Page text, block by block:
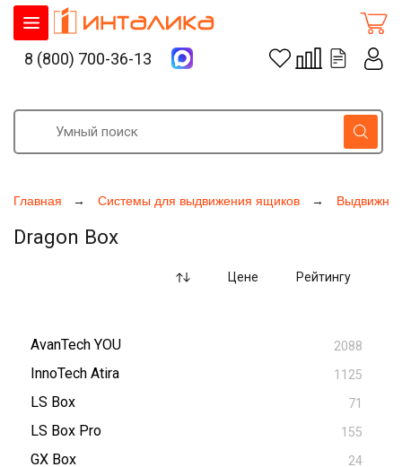
Главная Системы для выдвижения ящиков
Dragon Box
Цене Рейтингу
AvanTech YOU 2088
InnoTech Atira 1125
LS Box 71
LS Box Pro 155
GX Box 24
8 (800) 700-36-13